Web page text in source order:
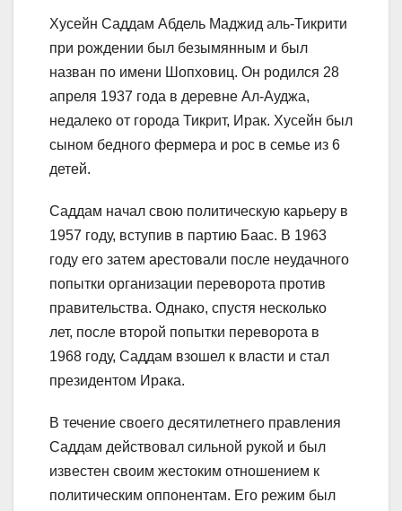
Хусейн Саддам Абдель Маджид аль-Тикрити
при рождении был безымянным и был
назван по имени Шопховиц. Он родился 28
апреля 1937 года в деревне Ал-Ауджа,
недалеко от города Тикрит, Ирак. Хусейн был
сыном бедного фермера и рос в семье из 6
детей.
Саддам начал свою политическую карьеру в
1957 году, вступив в партию Баас. В 1963
году его затем арестовали после неудачного
попытки организации переворота против
правительства. Однако, спустя несколько
лет, после второй попытки переворота в
1968 году, Саддам взошел к власти и стал
президентом Ирака.
В течение своего десятилетнего правления
Саддам действовал сильной рукой и был
известен своим жестоким отношением к
политическим оппонентам. Его режим был